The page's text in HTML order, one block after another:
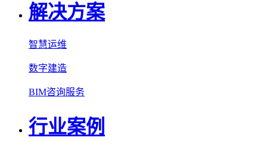
解决方案
智慧运维
数字建造
BIM咨询服务
行业案例